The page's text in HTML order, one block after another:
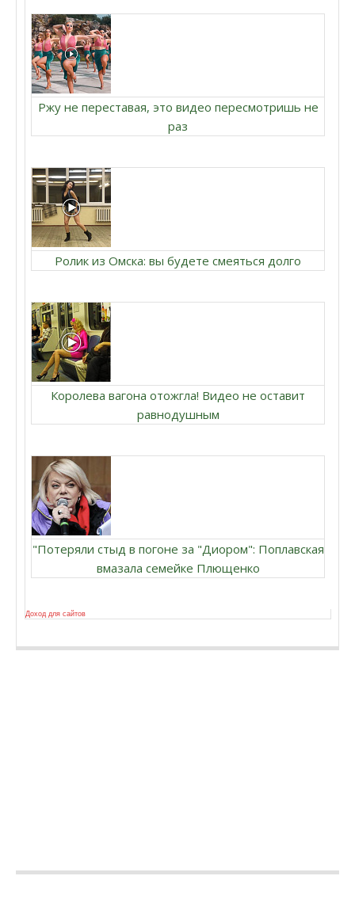
Ржу не переставая, это видео пересмотришь не
раз
Ролик из Омска: вы будете смеяться долго
Королева вагона отожгла! Видео не оставит
равнодушным
"Потеряли стыд в погоне за "Диором": Поплавская
вмазала семейке Плющенко
Доход для сайтов